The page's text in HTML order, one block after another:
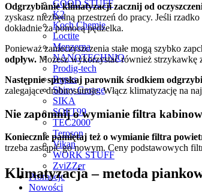
GOOD STUFF
K2
Koch Chemie
Loctite
Menzerna
NANOTECHNIQ
Prodig-tech
Rupes
Shiny Garage
SIKA
SOFT99
TEC2000
Teroson
Vikan
WORK STUFF
ZviZZer
Promocje
Nowości
Odgrzybianie klimatyzacji zacznij od
zyskasz niezbędną przestrzeń do pracy. Jeśli
dokładnie za pomocą pędzelka.
Ponieważ zanieczyszczenia stałe mogą szybko
odpływ. Możesz wykorzystać również strzykawkę
Następnie spryskaj parownik środkiem
zalegające drobnosutroje. Włącz klimatyzację na
Nie zapomnij o wymianie filtra
Koniecznie pamiętaj też o wymianie filtra
trzeba zastąpić go nowym. Ceny podstawowych
Klimatyzacja – metoda